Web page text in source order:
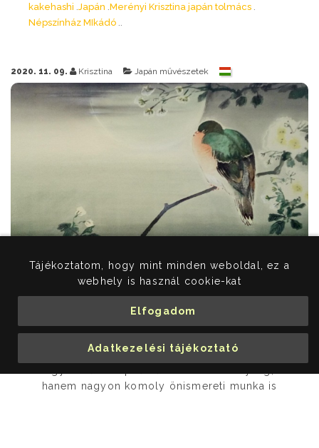
Tájékoztatom, hogy mint minden weboldal, ez a
webhely is használ cookie-kat
Elfogadom
Adatkezelési tájékoztató
kakehashi Japán Merényi Krisztina japán tolmács
Népszínház MIkádó
2020. 11. 09. Krisztina Japán művészetek
A keleti tusfestészet
népszerűségének titka
Magyarországon
Keleti gondolkodásmóddal alkotni nem
hanem nagyon komoly önismereti munka is